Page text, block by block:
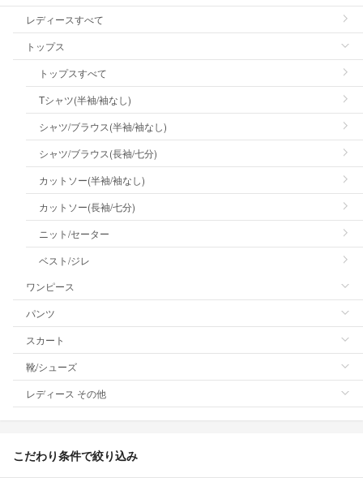
レディースすべて
トップス
トップスすべて
Tシャツ(半袖/袖なし)
シャツ/ブラウス(半袖/袖なし)
シャツ/ブラウス(長袖/七分)
カットソー(半袖/袖なし)
カットソー(長袖/七分)
ニット/セーター
ベスト/ジレ
ワンピース
パンツ
スカート
靴/シューズ
レディース その他
こだわり条件で絞り込み